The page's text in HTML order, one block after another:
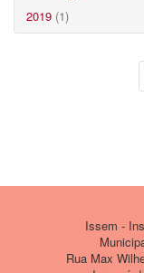
2019 (1)
Issem -
Rua Max